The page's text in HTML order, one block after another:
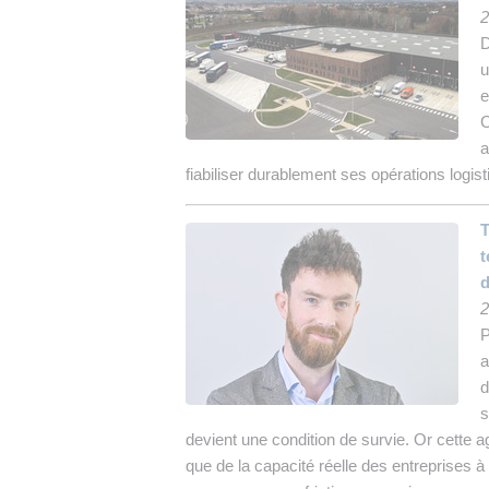
fiabiliser durablement ses opérations
devient une condition de survie. Or cette
que de la capacité réelle des entreprises